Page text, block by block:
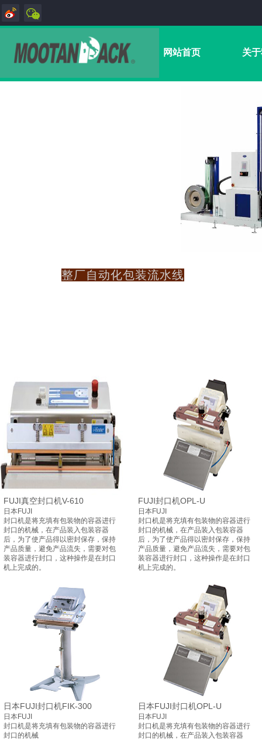
网站首页 关
整厂自动化包装流水线
FUJI真空封口机V-610
日本FUJI
封口机是将充填有包装物的容器进行
封口的机械，在产品装入包装容器
后，为了使产品得以密封保存，保持
产品质量，避免产品流失，需要对包
装容器进行封口，这种操作是在封口
机上完成的。
FUJI封口机OPL-U
日本FUJI
封口机是将充填有包装物的容器进行
封口的机械，在产品装入包装容器
后，为了使产品得以密封保存，保持
产品质量，避免产品流失，需要对包
装容器进行封口，这种操作是在封口
机上完成的。
日本FUJI封口机FIK-300
日本FUJI
封口机是将充填有包装物的容器进行
封口的机械
日本FUJI封口机OPL-U
日本FUJI
封口机是将充填有包装物的容器进行
封口的机械，在产品装入包装容器